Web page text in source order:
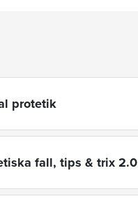
protetik
fall, tips & trix 2.0